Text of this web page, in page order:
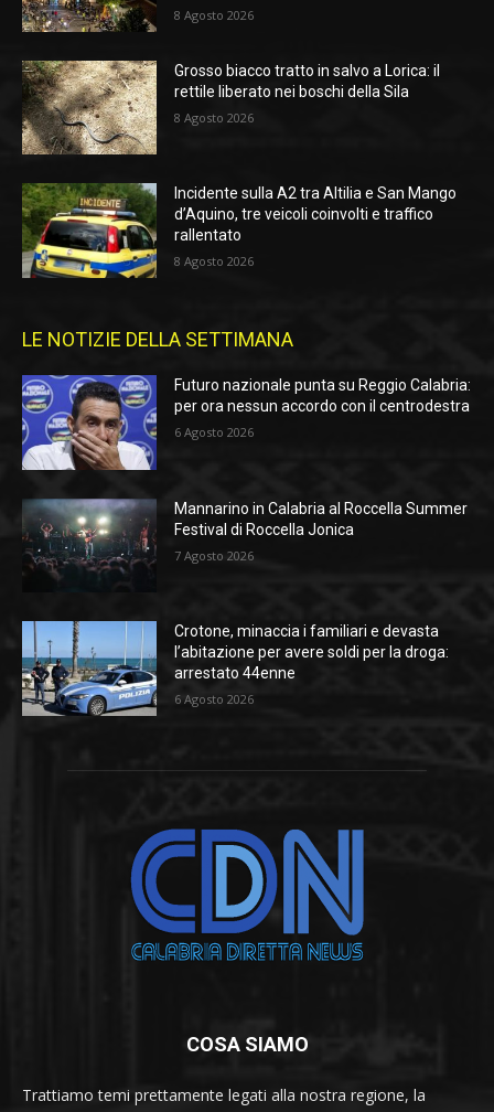
8 Agosto 2026
Grosso biacco tratto in salvo a Lorica: il
rettile liberato nei boschi della Sila
8 Agosto 2026
Incidente sulla A2 tra Altilia e San Mango
d’Aquino, tre veicoli coinvolti e traffico
rallentato
8 Agosto 2026
LE NOTIZIE DELLA SETTIMANA
Futuro nazionale punta su Reggio Calabria:
per ora nessun accordo con il centrodestra
6 Agosto 2026
Mannarino in Calabria al Roccella Summer
Festival di Roccella Jonica
7 Agosto 2026
Crotone, minaccia i familiari e devasta
l’abitazione per avere soldi per la droga:
arrestato 44enne
6 Agosto 2026
COSA SIAMO
Trattiamo temi prettamente legati alla nostra regione, la